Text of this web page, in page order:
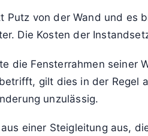
Putz von der Wand und es
Die Kosten der
die Fensterrahmen
gilt dies in der Regel
unzulässig.
einer Steigleitung aus,